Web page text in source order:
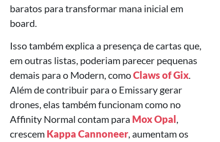
baratos para transformar mana inicial em
board.
Isso também explica a presença de cartas que,
em outras listas, poderiam parecer pequenas
demais para o Modern, comoClaws of Gix.
Além de contribuir para o Emissary gerar
drones, elas também funcionam como no
Affinity Normal contam para Mox Opal,
crescem Kappa Cannoneer, aumentam os